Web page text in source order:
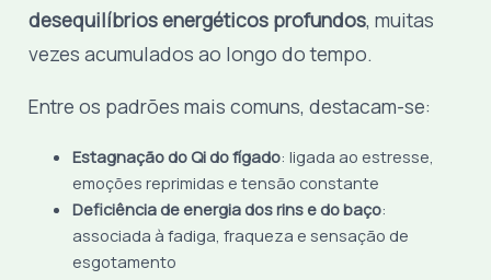
desequilíbrios energéticos profundos, muitas
vezes acumulados ao longo do tempo.
Entre os padrões mais comuns, destacam-se:
Estagnação do Qi do fígado: ligada ao estresse,
emoções reprimidas e tensão constante
Deficiência de energia dos rins e do baço:
associada à fadiga, fraqueza e sensação de
esgotamento